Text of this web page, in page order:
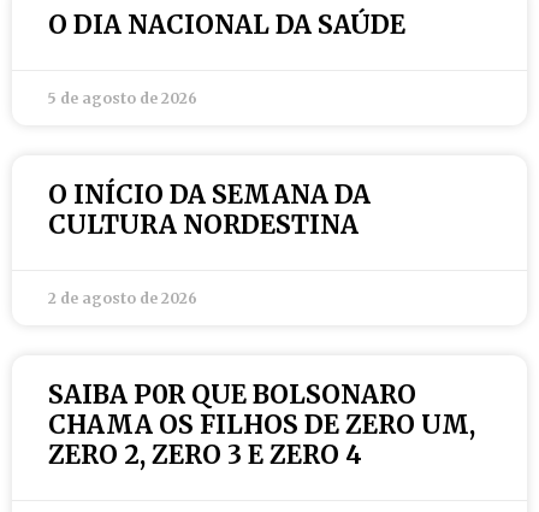
O DIA NACIONAL DA SAÚDE
5 de agosto de 2026
O INÍCIO DA SEMANA DA
CULTURA NORDESTINA
2 de agosto de 2026
SAIBA P0R QUE BOLSONARO
CHAMA OS FILHOS DE ZERO UM,
ZERO 2, ZERO 3 E ZERO 4